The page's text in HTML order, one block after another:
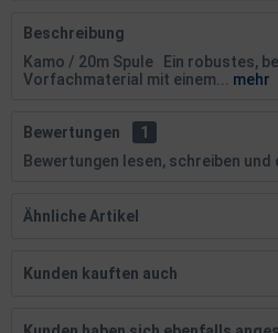
Beschreibung
Kamo / 20m Spule Ein robustes,
Vorfachmaterial mit einem...
mehr
Bewertungen
1
Bewertungen lesen, schreiben und
Ähnliche Artikel
Kunden kauften auch